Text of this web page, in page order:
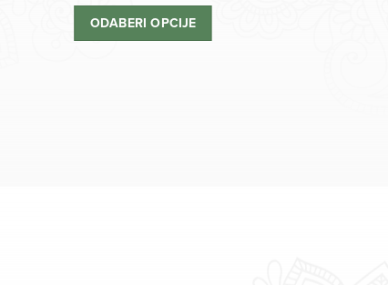
cijena:
ODABERI OPCIJE